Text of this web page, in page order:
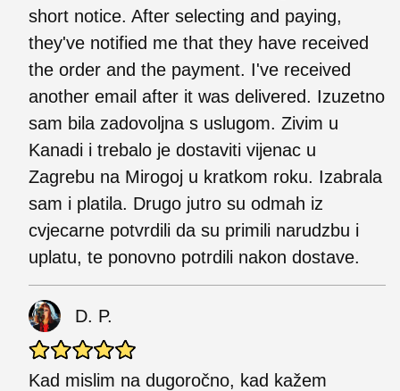
short notice. After selecting and paying,
they've notified me that they have received
the order and the payment. I've received
another email after it was delivered. Izuzetno
sam bila zadovoljna s uslugom. Zivim u
Kanadi i trebalo je dostaviti vijenac u
Zagrebu na Mirogoj u kratkom roku. Izabrala
sam i platila. Drugo jutro su odmah iz
cvjecarne potvrdili da su primili narudzbu i
uplatu, te ponovno potrdili nakon dostave.
D. P.
Kad mislim na dugoročno, kad kažem